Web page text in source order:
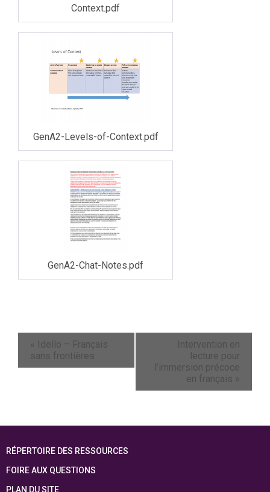
Context.pdf
GenA2-Levels-of-Context.pdf
GenA2-Chat-Notes.pdf
«
Idello – Français
sans frontières
Intervention en
lecture pour
l’immersion précoce
en français »
RÉPERTOIRE DES RESSOURCES
FOIRE AUX QUESTIONS
PLAN DU SITE